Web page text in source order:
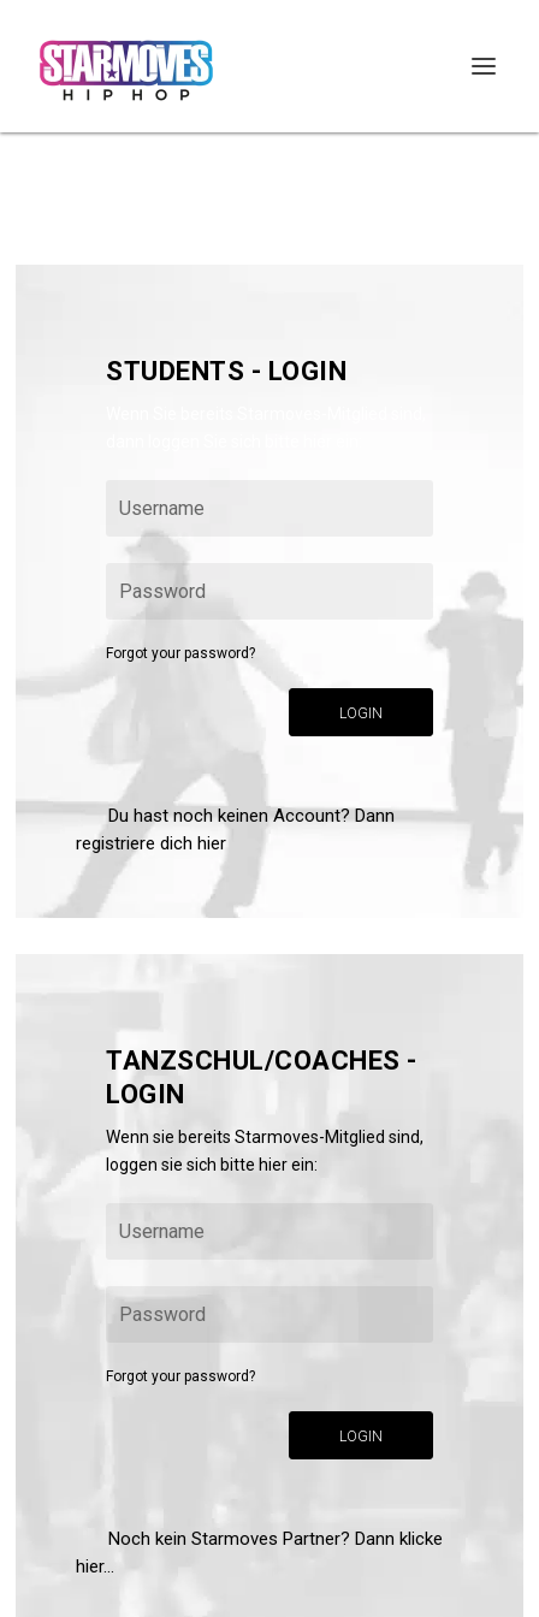
STUDENTS - LOGIN
Forgot your password?
LOGIN
Du hast noch keinen Account? Dann
registriere dich hier
TANZSCHUL/COACHES -
LOGIN
Wenn sie bereits Starmoves-Mitglied sind,
loggen sie sich bitte hier ein:
Forgot your password?
LOGIN
Noch kein Starmoves Partner? Dann klicke
hier...